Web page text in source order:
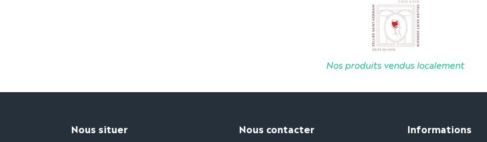
Nos produits vendus localement
Nous situer Nous contacter Informations